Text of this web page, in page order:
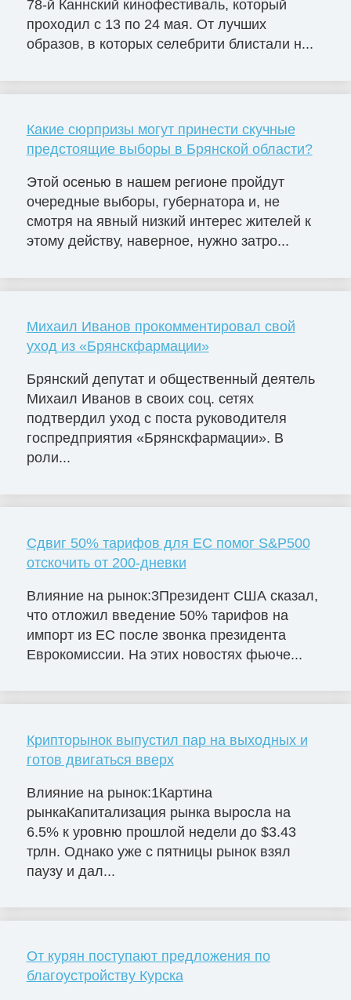
78-й Каннский кинофестиваль, который
проходил с 13 по 24 мая. От лучших
образов, в которых селебрити блистали н...
Какие сюрпризы могут принести скучные
предстоящие выборы в Брянской области?
Этой осенью в нашем регионе пройдут
очередные выборы, губернатора и, не
смотря на явный низкий интерес жителей к
этому действу, наверное, нужно затро...
Михаил Иванов прокомментировал свой
уход из «Брянскфармации»
Брянский депутат и общественный деятель
Михаил Иванов в своих соц. сетях
подтвердил уход с поста руководителя
госпредприятия «Брянскфармации». В
роли...
Сдвиг 50% тарифов для ЕС помог S&P500
отскочить от 200-дневки
Влияние на рынок:3Президент США сказал,
что отложил введение 50% тарифов на
импорт из ЕС после звонка президента
Еврокомиссии. На этих новостях фьюче...
Крипторынок выпустил пар на выходных и
готов двигаться вверх
Влияние на рынок:1Картина
рынкаКапитализация рынка выросла на
6.5% к уровню прошлой недели до $3.43
трлн. Однако уже с пятницы рынок взял
паузу и дал...
От курян поступают предложения по
благоустройству Курска